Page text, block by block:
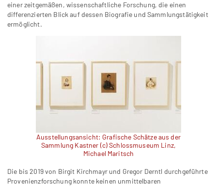
einer zeitgemäßen, wissenschaftliche Forschung, die einen
differenzierten Blick auf dessen Biografie und Sammlungstätigkeit
ermöglicht.
Ausstellungsansicht: Grafische Schätze aus der
Sammlung Kastner (c) Schlossmuseum Linz,
Michael Maritsch
Die bis 2019 von Birgit Kirchmayr und Gregor Derntl durchgeführte
Provenienzforschung konnte keinen unmittelbaren